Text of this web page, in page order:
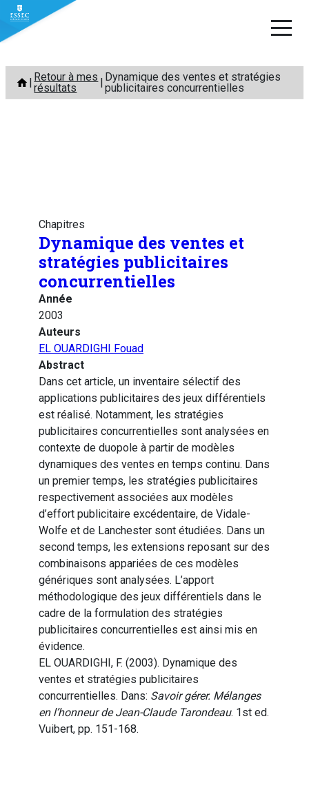
Aller
contenu
Retour à mes
résultats
Dynamique des ventes et stratégies
publicitaires concurrentielles
Chapitres
Dynamique des ventes et
stratégies publicitaires
concurrentielles
Année
2003
Auteurs
EL OUARDIGHI Fouad
Abstract
Dans cet article, un inventaire sélectif des
applications publicitaires des jeux différentiels
est réalisé. Notamment, les stratégies
publicitaires concurrentielles sont analysées en
contexte de duopole à partir de modèles
dynamiques des ventes en temps continu. Dans
un premier temps, les stratégies publicitaires
respectivement associées aux modèles
d’effort publicitaire excédentaire, de Vidale-
Wolfe et de Lanchester sont étudiées. Dans un
second temps, les extensions reposant sur des
combinaisons appariées de ces modèles
génériques sont analysées. L’apport
méthodologique des jeux différentiels dans le
cadre de la formulation des stratégies
publicitaires concurrentielles est ainsi mis en
évidence.
EL OUARDIGHI, F. (2003). Dynamique des
ventes et stratégies publicitaires
concurrentielles. Dans: Savoir gérer. Mélanges
en l’honneur de Jean-Claude Tarondeau. 1st ed.
Vuibert, pp. 151-168.